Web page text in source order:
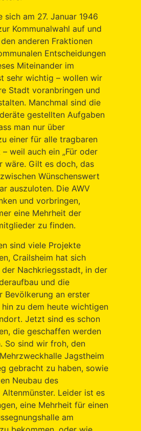
sich am 27. Januar 1946
Kommunalwahl auf und
anderen Fraktionen
Entscheidungen
Miteinander im
sehr wichtig – wollen wir
Stadt voranbringen und
Manchmal sind die
gestellten Aufgaben
man nur über
einer für alle tragbaren
weil auch ein „Für oder
wäre. Gilt es doch, das
Wünschenswert
auszuloten. Die AWV
und vorbringen,
eine Mehrheit der
zu finden.
sind viele Projekte
Crailsheim hat sich
Nachkriegsstadt, in der
und die
Bevölkerung an erster
hin zu dem heute wichtigen
Jetzt sind es schon
die geschaffen werden
So sind wir froh, den
Jagstheim
gebracht zu haben, sowie
Neubau des
Leider ist es
eine Mehrheit für einen
am